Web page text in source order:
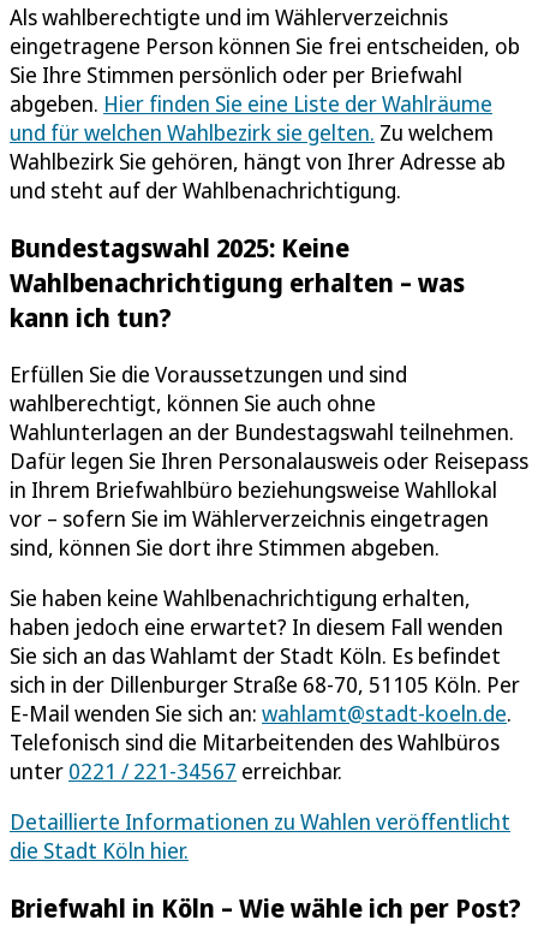
Als wahlberechtigte und im Wählerverzeichnis
eingetragene Person können Sie frei entscheiden, ob
Sie Ihre Stimmen persönlich oder per Briefwahl
abgeben. Hier finden Sie eine Liste der Wahlräume
und für welchen Wahlbezirk sie gelten. Zu welchem
Wahlbezirk Sie gehören, hängt von Ihrer Adresse ab
und steht auf der Wahlbenachrichtigung.
Bundestagswahl 2025: Keine
Wahlbenachrichtigung erhalten – was
kann ich tun?
Erfüllen Sie die Voraussetzungen und sind
wahlberechtigt, können Sie auch ohne
Wahlunterlagen an der Bundestagswahl teilnehmen.
Dafür legen Sie Ihren Personalausweis oder Reisepass
in Ihrem Briefwahlbüro beziehungsweise Wahllokal
vor – sofern Sie im Wählerverzeichnis eingetragen
sind, können Sie dort ihre Stimmen abgeben.
Sie haben keine Wahlbenachrichtigung erhalten,
haben jedoch eine erwartet? In diesem Fall wenden
Sie sich an das Wahlamt der Stadt Köln. Es befindet
sich in der Dillenburger Straße 68-70, 51105 Köln. Per
E-Mail wenden Sie sich an: wahlamt@stadt-koeln.de.
Telefonisch sind die Mitarbeitenden des Wahlbüros
unter 0221 / 221-34567 erreichbar.
Detaillierte Informationen zu Wahlen veröffentlicht
die Stadt Köln hier.
Briefwahl in Köln – Wie wähle ich per Post?